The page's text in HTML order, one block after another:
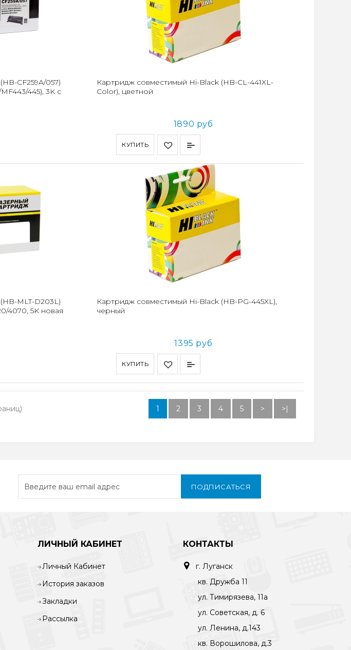
CF259A/057)
445), 3K с
КУПИТЬ
Картридж совместимый Hi-Black (HB-CL-441XL-
Color), цветной
1890 руб
MLT-D203L)
4070, 5K новая
КУПИТЬ
Картридж совместимый Hi-Black (HB-PG-445XL),
черный
1395 руб
1 2 3 4 5 > >|
ПОДПИСАТЬСЯ
ЛИЧНЫЙ КАБИНЕТ
Личный Кабинет
История заказов
Закладки
Рассылка
КОНТАКТЫ
г. Луганск
кв. Дружба 11
ул. Тимирязева, 11а
ул. Советская, д. 6
ул. Ленина, д.143
кв. Ворошилова, д.3